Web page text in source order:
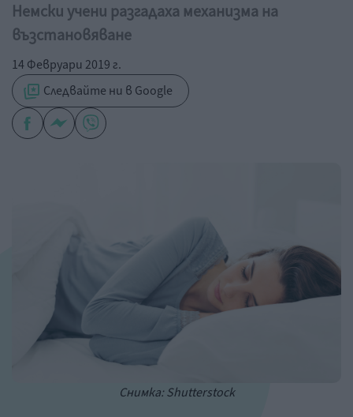
Немски учени разгадаха механизма на
възстановяване
14 Февруари 2019 г.
Следвайте ни в Google
Снимка: Shutterstock